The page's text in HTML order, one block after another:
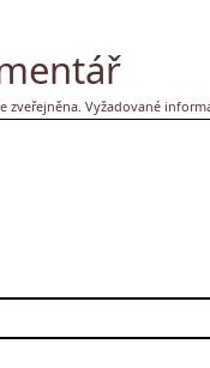
zveřejněna. Vyžadované